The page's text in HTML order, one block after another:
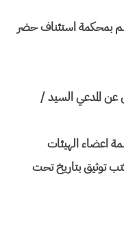
بمحكمة استئناف حضر
عن المدعي السيد /
الهيئات
توثيق بتاريخ تحت